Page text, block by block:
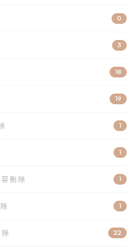
0
3
18
19
1
1
刪除 1
1
22